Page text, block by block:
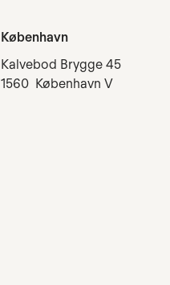
København
Kalvebod Brygge 45
1560 København V